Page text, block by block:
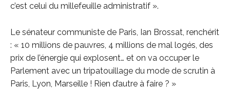
c’est celui du millefeuille administratif ».
Le sénateur communiste de Paris, Ian Brossat, renchérit
: « 10 millions de pauvres, 4 millions de mal logés, des
prix de l’énergie qui explosent… et on va occuper le
Parlement avec un tripatouillage du mode de scrutin à
Paris, Lyon, Marseille ! Rien d’autre à faire ? »